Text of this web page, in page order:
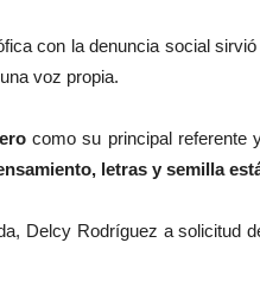
con la denuncia social
voz propia.
como su principal referente
letras y semilla
Delcy Rodríguez a solicitud